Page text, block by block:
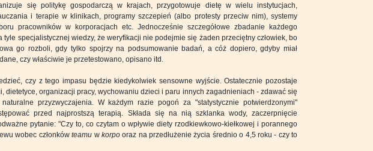
się politykę gospodarczą w krajach, przygotowuje dietę w wielu instytucjach,
i terapie w klinikach, programy szczepień (albo protesty przeciw nim), systemy
pracowników w korporacjach etc. Jednocześnie szczegółowe zbadanie każdego
tyle specjalistycznej wiedzy, że weryfikacji nie podejmie się żaden przeciętny człowiek, bo
go rozboli, gdy tylko spojrzy na podsumowanie badań, a cóż dopiero, gdyby miał
czy właściwie je przetestowano, opisano itd.
czy z tego impasu będzie kiedykolwiek sensowne wyjście. Ostatecznie pozostaje
dietetyce, organizacji pracy, wychowaniu dzieci i paru innych zagadnieniach - zdawać się
przyzwyczajenia. W każdym razie pogoń za "statystycznie potwierdzonymi"
przed najprostszą terapią. Składa się na nią szklanka wody, zaczerpnięcie
pytanie: "Czy to, co czytam o wpływie diety rzodkiewkowo-kiełkowej i porannego
wobec członkówteamu w korpooraz na przedłużenie życia średnio o 4,5 roku - czy to